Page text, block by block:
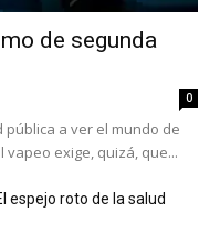
de segunda
0
pública a ver el mundo de
exige, quizá, que...
espejo roto de la salud